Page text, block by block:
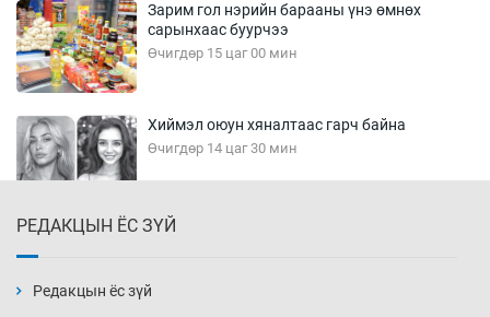
Зарим гол нэрийн барааны үнэ өмнөх
сарынхаас буурчээ
Өчигдөр 15 цаг 00 мин
Хиймэл оюун хяналтаас гарч байна
Өчигдөр 14 цаг 30 мин
Өчигдөр 14 цаг 00 мин
РЕДАКЦЫН ЁС ЗҮЙ
Редакцын ёс зүй